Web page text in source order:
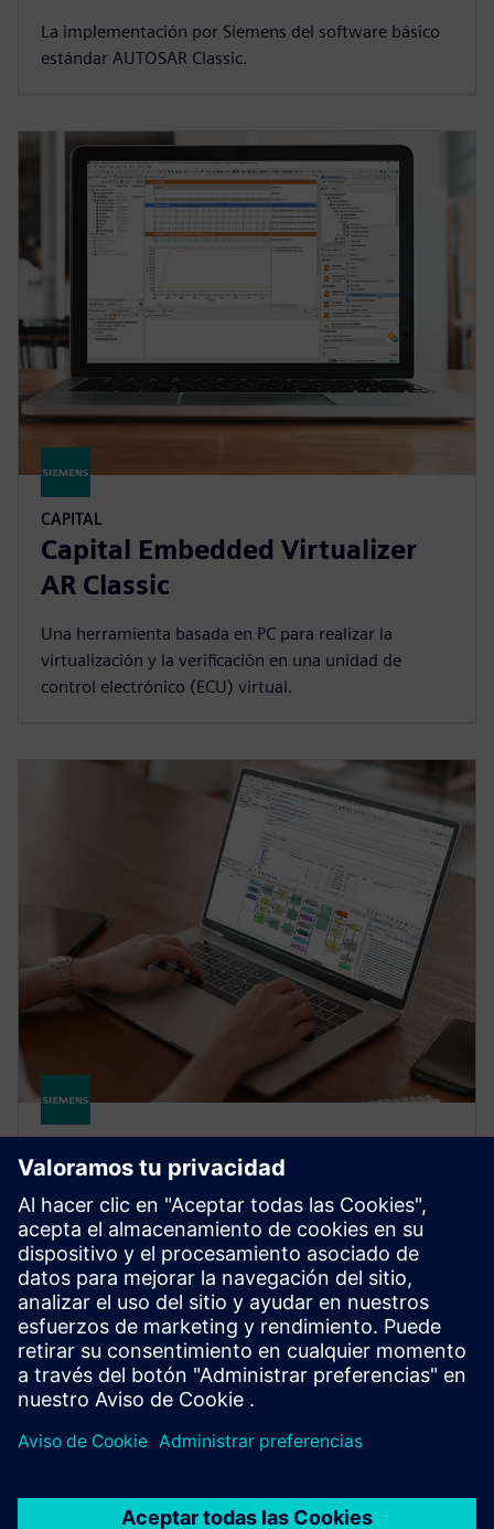
La implementación por Siemens del software básico
estándar AUTOSAR Classic.
CAPITAL
Capital Embedded Virtualizer
AR Classic
Una herramienta basada en PC para realizar la
virtualización y la verificación en una unidad de
control electrónico (ECU) virtual.
Capital Embedded Integrator
AR Classic
Una potente herramienta de integración que se
utiliza para configurar e integrar el software
integrado Capital Embedded AR Classic.